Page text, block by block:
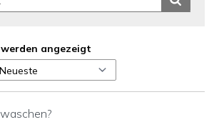
werden angezeigt